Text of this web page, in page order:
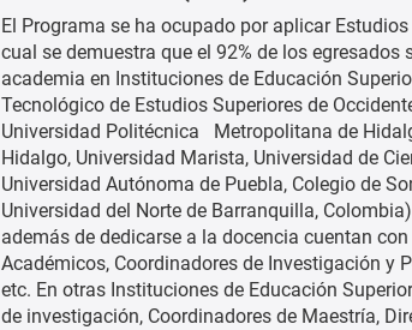
El Programa se ha ocupado por aplicar
cual se demuestra que el 92% de los
academia en Instituciones de Educación
Tecnológico de Estudios Superiores de
Universidad Politécnica Metropolitana de
Hidalgo, Universidad Marista, Universidad de
Universidad Autónoma de Puebla, Colegio de
Universidad del Norte de Barranquilla,
además de dedicarse a la docencia cuentan
Académicos, Coordinadores de Investigación y
etc. En otras Instituciones de Educación
de investigación, Coordinadores de Maestría,